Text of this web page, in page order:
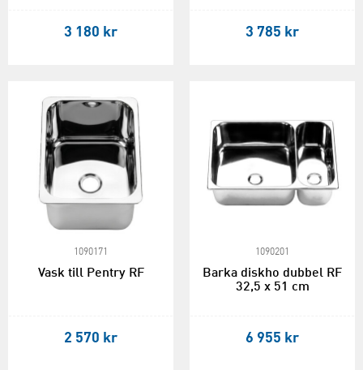
3 180 kr 3 785 kr
1090171
Vask till Pentry RF
2 570 kr
1090201
Barka diskho dubbel RF
32,5 x 51 cm
6 955 kr